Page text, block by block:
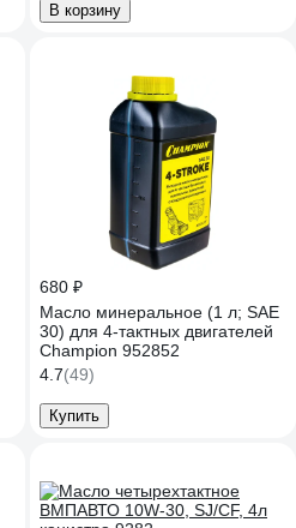
В корзину
680 ₽
Масло минеральное (1 л; SAE
30) для 4-тактных двигателей
Champion 952852
4.7(49)
Купить